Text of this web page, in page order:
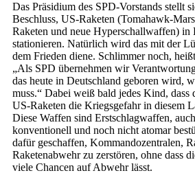
Das Präsidium des SPD-Vorstands stellt
Beschluss, US-Raketen (Tomahawk-
Raketen und neue Hyperschallwaffen) in
stationieren. Natürlich wird das mit der
dem Frieden diene. Schlimmer noch,
„Als SPD übernehmen wir
das heute in Deutschland geboren wird,
muss.“ Dabei weiß bald jedes Kind, dass
US-Raketen die Kriegsgefahr in diesem
Diese Waffen sind Erstschlagwaffen,
konventionell und noch nicht atomar
dafür geschaffen, Kommandozentralen,
Raketenabwehr zu zerstören, ohne dass
viele Chancen auf Abwehr lässt.